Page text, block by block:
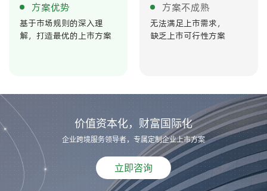
方案优势
基于市场规则的深入理
解，打造最优的上市方案
方案不成熟
无法满足上市需求，
缺乏上市可行性方案
价值资本化，财富国际化
企业跨境服务领导者，专属定制企业上市方案
立即咨询